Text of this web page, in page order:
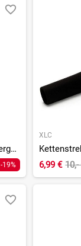
Lowrider Gepäckträger LR-F01 für Federgabeln
-19%
XLC
6,99 €